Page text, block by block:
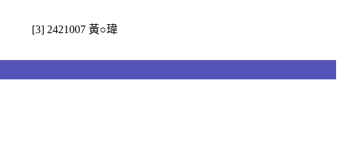
[3] 2421007 黃○瑋